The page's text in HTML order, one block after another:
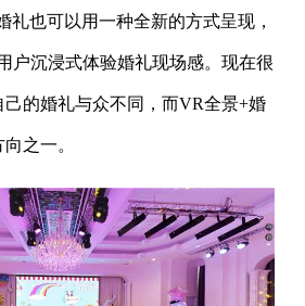
礼也可以用一种全新的方式呈现，
户沉浸式体验婚礼现场感。现在很
的婚礼与众不同，而VR全景+婚
之一。